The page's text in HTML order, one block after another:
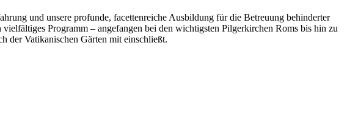
und unsere profunde, facettenreiche Ausbildung für die Betreuung behinderter
Programm – angefangen bei den wichtigsten Pilgerkirchen Roms bis hin zu
der Vatikanischen Gärten mit einschließt.